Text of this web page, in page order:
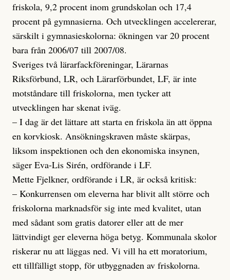
friskola, 9,2 procent inom grundskolan och 17,4
procent på gymnasierna. Och utvecklingen accelererar,
särskilt i gymnasieskolorna: ökningen var 20 procent
bara från 2006/07 till 2007/08.
Sveriges två lärarfackföreningar, Lärarnas
Riksförbund, LR, och Lärarförbundet, LF, är inte
motståndare till friskolorna, men tycker att
utvecklingen har skenat iväg.
– I dag är det lättare att starta en friskola än att öppna
en korvkiosk. Ansökningskraven måste skärpas,
liksom inspektionen och den ekonomiska insynen,
säger Eva-Lis Sirén, ordförande i LF.
Mette Fjelkner, ordförande i LR, är också kritisk:
– Konkurrensen om eleverna har blivit allt större och
friskolorna marknadsför sig inte med kvalitet, utan
med sådant som gratis datorer eller att de mer
lättvindigt ger eleverna höga betyg. Kommunala skolor
riskerar nu att läggas ned. Vi vill ha ett moratorium,
ett tillfälligt stopp, för utbyggnaden av friskolorna.